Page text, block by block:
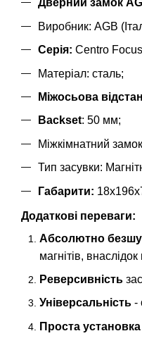
Дверний замок
Виробник: AGB
Серія: Centro
Матеріал: сталь;
Міжосьова
Backset: 50 мм;
Міжкімнатний
Тип засувки:
Габарити:
Додаткові переваги:
Абсолютно
магнітів,
Реверсивність
Універсальність -
Проста установка